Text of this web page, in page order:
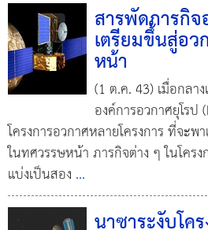
สารพัดภารกิ
เตรียมขึ้นสู่อ
หน้า
(1 ต.ค. 43) เมื่อกล
องค์การอวกาศยุโรป
โครงการอวกาศหลายโครงการ ที่จะพ
ในทศวรรษหน้า ภารกิจต่าง ๆ ในโคร
แบ่งเป็นสอง ...